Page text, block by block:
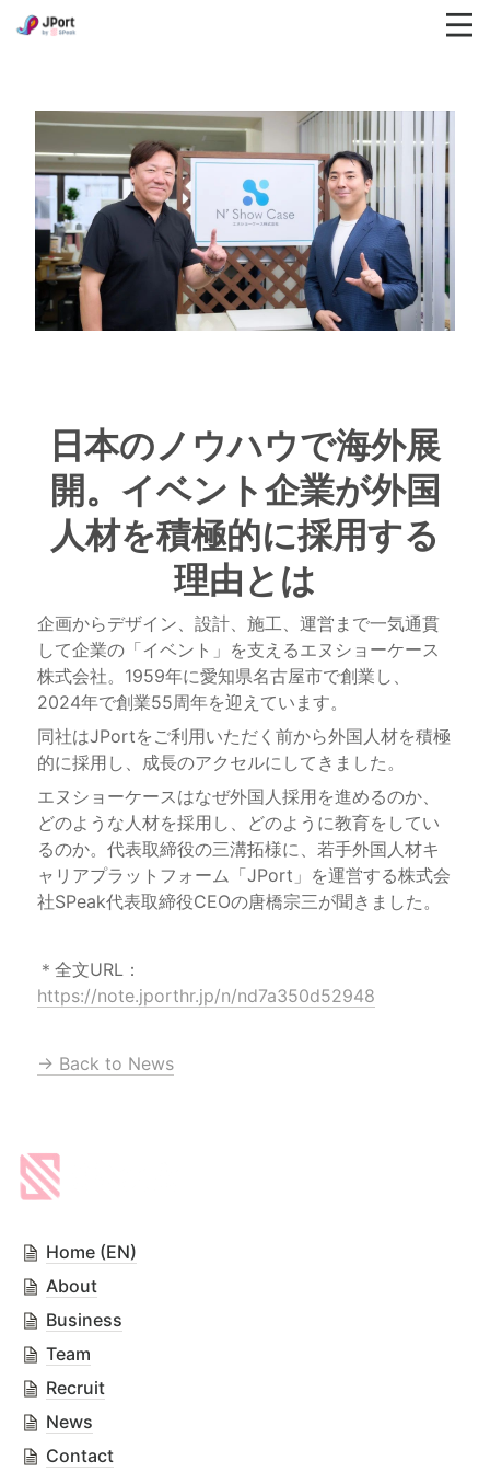
日本のノウハウで海外展
開。イベント企業が外国
人材を積極的に採用する
理由とは
企画からデザイン、設計、施工、運営まで一気通貫
して企業の「イベント」を支えるエヌショーケース
株式会社。1959年に愛知県名古屋市で創業し、
2024年で創業55周年を迎えています。
同社はJPortをご利用いただく前から外国人材を積極
的に採用し、成長のアクセルにしてきました。
エヌショーケースはなぜ外国人採用を進めるのか、
どのような人材を採用し、どのように教育をしてい
るのか。代表取締役の三溝拓様に、若手外国人材キ
ャリアプラットフォーム「JPort」を運営する株式会
社SPeak代表取締役CEOの唐橋宗三が聞きました。
＊全文URL：
https://note.jporthr.jp/n/nd7a350d52948
→ Back to News
Home (EN)
About
Business
Team
Recruit
News
Contact